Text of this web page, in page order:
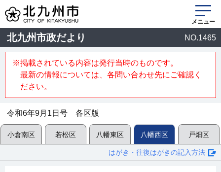
メニュー
北九州市政だより NO.1465
※掲載されている内容は発行当時のものです。
最新の情報については、各問い合わせ先にご確認く
ださい。
令和6年9月1日号 各区版
小倉南区 若松区 八幡東区 八幡西区 戸畑区
はがき・往復はがきの記入方法